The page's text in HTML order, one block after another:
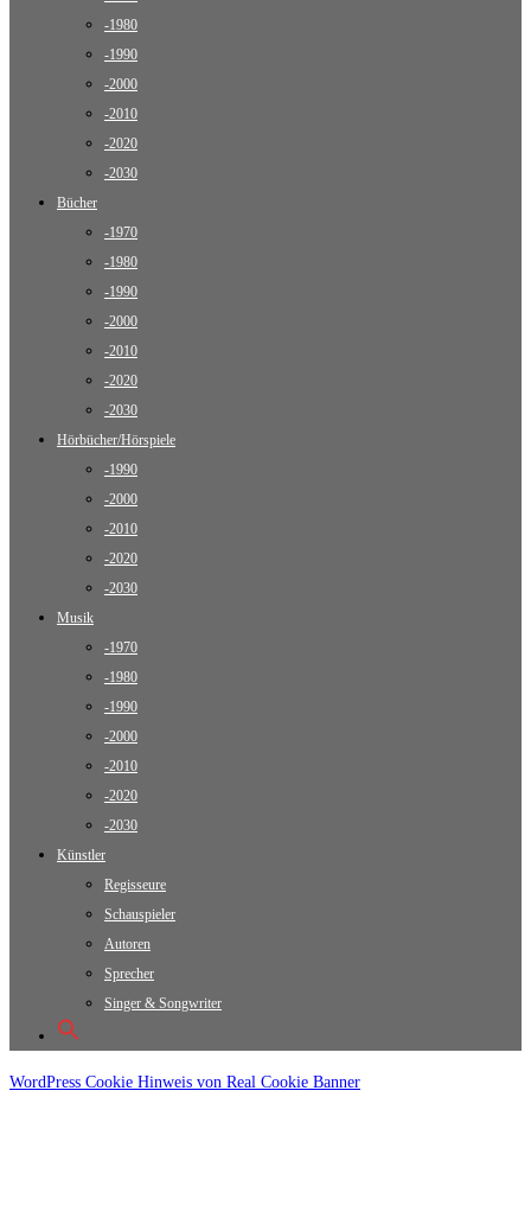
-1980
-1990
-2000
-2010
-2020
-2030
Bücher
-1970
-1980
-1990
-2000
-2010
-2020
-2030
Hörbücher/Hörspiele
-1990
-2000
-2010
-2020
-2030
Musik
-1970
-1980
-1990
-2000
-2010
-2020
-2030
Künstler
Regisseure
Schauspieler
Autoren
Sprecher
Singer & Songwriter
WordPress Cookie Hinweis von Real Cookie Banner